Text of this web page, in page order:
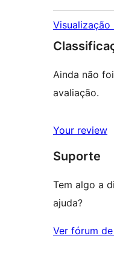
Visualização
Ainda não
avaliação.
Your review
Suporte
Tem algo a
ajuda?
Ver fórum